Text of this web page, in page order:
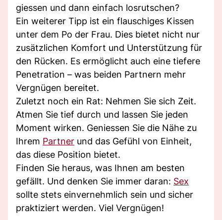
giessen und dann einfach losrutschen?
Ein weiterer Tipp ist ein flauschiges Kissen
unter dem Po der Frau. Dies bietet nicht nur
zusätzlichen Komfort und Unterstützung für
den Rücken. Es ermöglicht auch eine tiefere
Penetration – was beiden Partnern mehr
Vergnügen bereitet.
Zuletzt noch ein Rat: Nehmen Sie sich Zeit.
Atmen Sie tief durch und lassen Sie jeden
Moment wirken. Geniessen Sie die Nähe zu
Ihrem Partner und das Gefühl von Einheit,
das diese Position bietet.
Finden Sie heraus, was Ihnen am besten
gefällt. Und denken Sie immer daran: Sex
sollte stets einvernehmlich sein und sicher
praktiziert werden. Viel Vergnügen!